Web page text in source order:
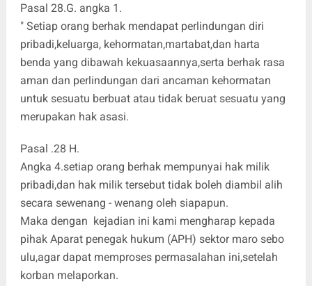
Pasal 28.G. angka 1.
" Setiap orang berhak mendapat perlindungan diri
pribadi,keluarga, kehormatan,martabat,dan harta
benda yang dibawah kekuasaannya,serta berhak rasa
aman dan perlindungan dari ancaman kehormatan
untuk sesuatu berbuat atau tidak beruat sesuatu yang
merupakan hak asasi.
Pasal .28 H.
Angka 4.setiap orang berhak mempunyai hak milik
pribadi,dan hak milik tersebut tidak boleh diambil alih
secara sewenang - wenang oleh siapapun.
Maka dengan kejadian ini kami mengharap kepada
pihak Aparat penegak hukum (APH) sektor maro sebo
ulu,agar dapat memproses permasalahan ini,setelah
korban melaporkan.